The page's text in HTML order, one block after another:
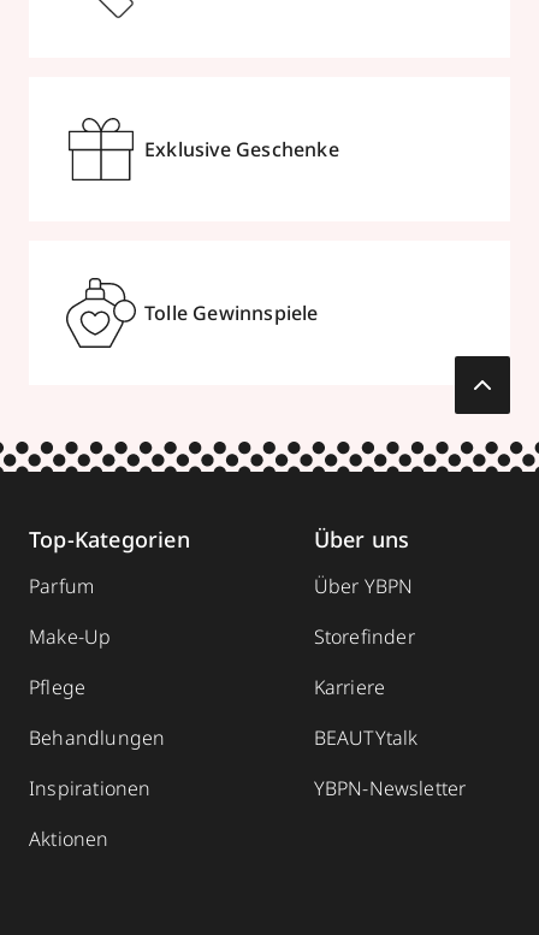
Exklusive Geschenke
Tolle Gewinnspiele
Top-Kategorien
Parfum
Make-Up
Pflege
Behandlungen
Inspirationen
Aktionen
Über uns
Über YBPN
Storefinder
Karriere
BEAUTYtalk
YBPN-Newsletter